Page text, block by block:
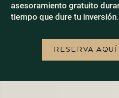
asesoramiento gratuito
tiempo que dure tu inversión.
RESERVA